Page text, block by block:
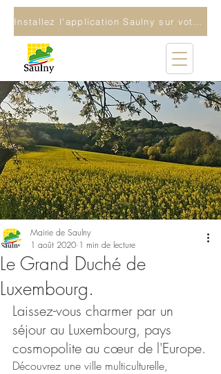
Le Grand Duché de
Luxembourg.
Mairie de Saulny
1 août 2020 1 min de lecture
Laissez-vous charmer par un
séjour au Luxembourg, pays
cosmopolite au cœur de l'Europe.
Découvrez une ville multiculturelle,